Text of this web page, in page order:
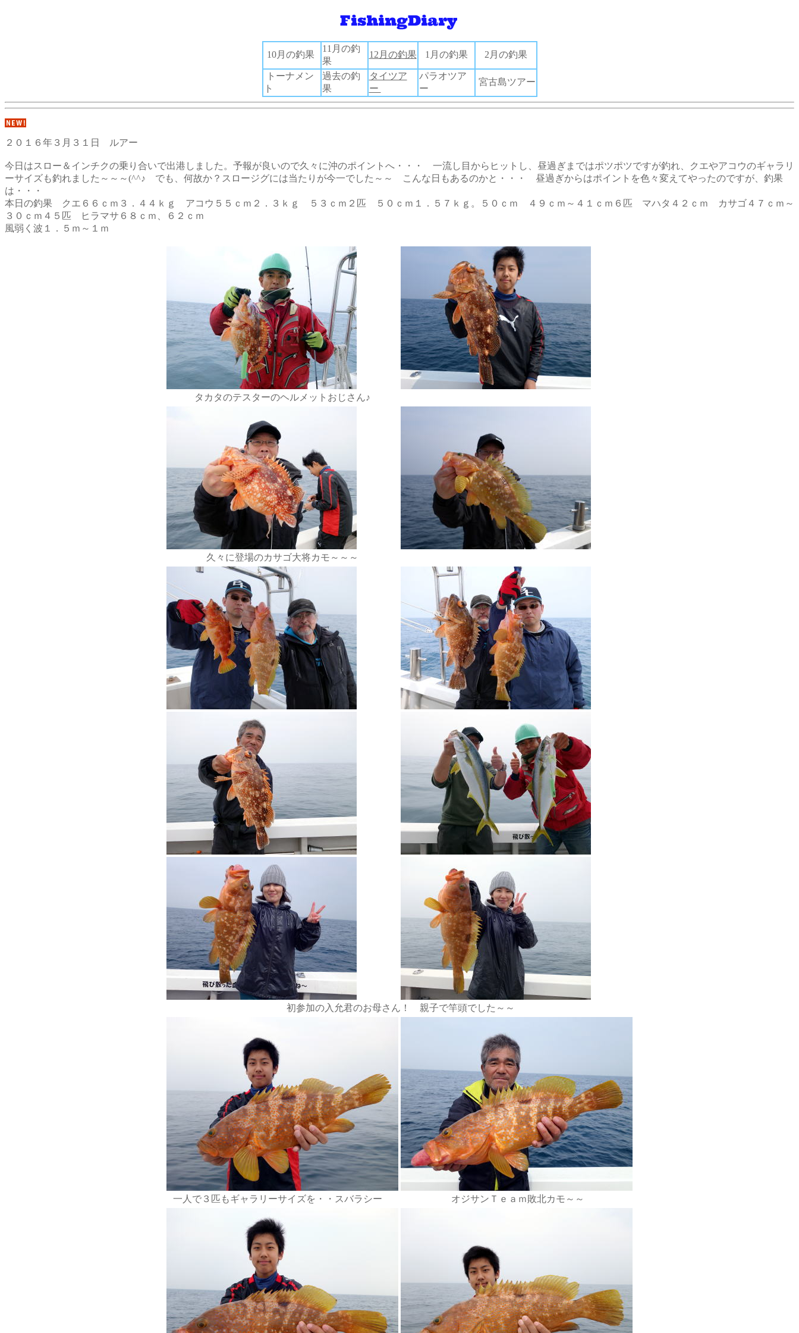
10月の釣果
11月の釣
果
12月の釣果 1月の釣果 2月の釣果
トーナメン
ト
過去の釣
果
タイツア
ー
パラオツア
ー
宮古島ツアー
２０１６年３月３１日 ルアー
今日はスロー＆インチクの乗り合いで出港しました。予報が良いので久々に沖のポイントへ・・・ 一流し目からヒットし、昼過ぎまではポツポツですが釣れ、クエやアコウのギャラリ
ーサイズも釣れました～～～(^^♪ でも、何故か？スロージグには当たりが今一でした～～ こんな日もあるのかと・・・ 昼過ぎからはポイントを色々変えてやったのですが、釣果
は・・・
本日の釣果 クエ６６ｃｍ３．４４ｋｇ アコウ５５ｃｍ２．３ｋｇ ５３ｃｍ２匹 ５０ｃｍ１．５７ｋｇ。５０ｃｍ ４９ｃｍ～４１ｃｍ６匹 マハタ４２ｃｍ カサゴ４７ｃｍ～
３０ｃｍ４５匹 ヒラマサ６８ｃｍ、６２ｃｍ
風弱く波１．５ｍ～１ｍ
タカタのテスターのヘルメットおじさん♪
久々に登場のカサゴ大将カモ～～～
初参加の入允君のお母さん！ 親子で竿頭でした～～
一人で３匹もギャラリーサイズを・・スバラシー オジサンＴｅａｍ敗北カモ～～